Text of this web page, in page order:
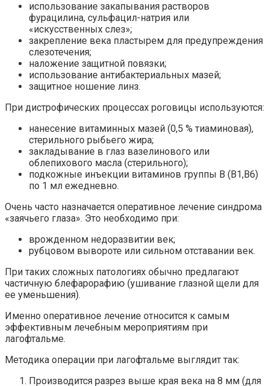
использование закапывания растворов
фурацилина, сульфацил-натрия или
«искусственных слез»;
закрепление века пластырем для предупреждения
слезотечения;
наложение защитной повязки;
использование антибактериальных мазей;
защитное ношение линз.
При дистрофических процессах роговицы используются:
нанесение витаминных мазей (0,5 % тиаминовая),
стерильного рыбьего жира;
закладывание в глаз вазелинового или
облепихового масла (стерильного);
подкожные инъекции витаминов группы В (В1,В6)
по 1 мл ежедневно.
Очень часто назначается оперативное лечение синдрома
«заячьего глаза». Это необходимо при:
врожденном недоразвитии век;
рубцовом вывороте или сильном отставании век.
При таких сложных патологиях обычно предлагают
частичную блефарорафию (ушивание глазной щели для
ее уменьшения).
Именно оперативное лечение относится к самым
эффективным лечебным мероприятиям при
лагофтальме.
Методика операции при лагофтальме выглядит так:
Производится разрез выше края века на 8 мм (для